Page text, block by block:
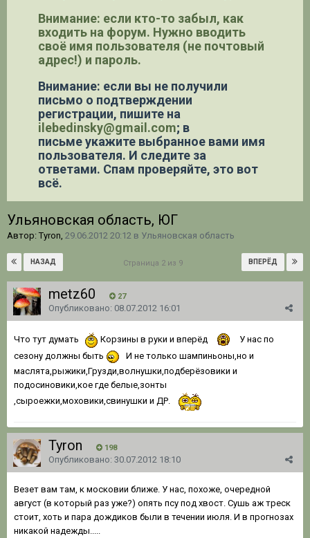
Внимание: если кто-то забыл, как
входить на форум. Нужно вводить
своё имя пользователя (не почтовый
адрес!) и пароль.
Внимание: если вы не получили
письмо о подтверждении
регистрации, пишите на
ilebedinsky@gmail.com; в
письме укажите выбранное вами имя
пользователя. И следите за
ответами. Спам проверяйте, это вот
всё.
Ульяновская область, ЮГ
Автор: Tyron, 29.06.2012 20:12 в Ульяновская область
НАЗАД ВПЕРЁД
Страница 2 из 9
metz60 27
Опубликовано: 08.07.2012 16:01
Что тут думать Корзины в руки и вперёд
У нас по
сезону должны быть
И не только шампиньоны,но и
маслята,рыжики,Грузди,волнушки,подберёзовики и
подосиновики,кое где белые,зонты
,сыроежки,моховики,свинушки и ДР.
Tyron 198
Опубликовано: 30.07.2012 18:10
Везет вам там, к московии ближе. У нас, похоже, очередной
август (в который раз уже?) опять псу под хвост. Сушь аж треск
стоит, хоть и пара дождиков были в течении июля. И в прогнозах
никакой надежды.....